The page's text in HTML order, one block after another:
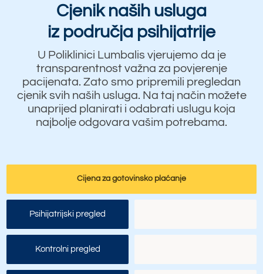
Cjenik naših usluga
iz područja psihijatrije
U Poliklinici Lumbalis vjerujemo da je
transparentnost važna za povjerenje
pacijenata. Zato smo pripremili pregledan
cjenik svih naših usluga. Na taj način možete
unaprijed planirati i odabrati uslugu koja
najbolje odgovara vašim potrebama.
Psihijatrijski pregled
Kontrolni pregled
Cijena za gotovinsko plaćanje